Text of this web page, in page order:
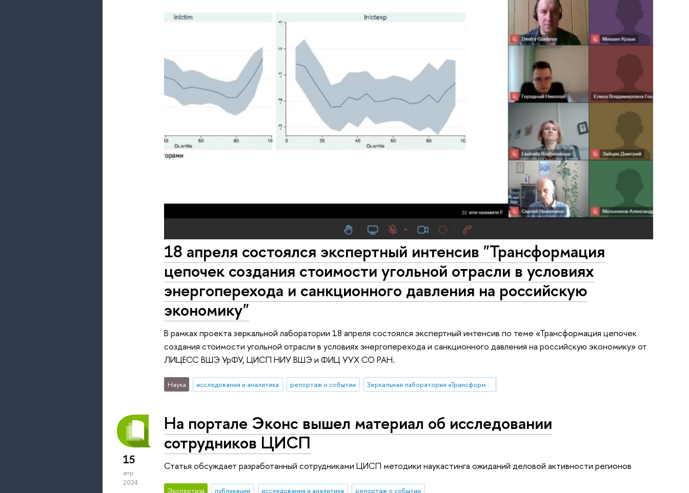
18 апреля состоялся экспертный интенсив "Трансформация
цепочек создания стоимости угольной отрасли в условиях
энергоперехода и санкционного давления на российскую
экономику"
В рамках проекта зеркальной лаборатории 18 апреля состоялся экспертный интенсив по теме «Трансформация цепочек
создания стоимости угольной отрасли в условиях энергоперехода и санкционного давления на российскую экономику» от
ЛИЦЕСС ВШЭ УрФУ, ЦИСП НИУ ВШЭ и ФИЦ УУХ СО РАН.
Наука исследования и аналитика репортаж о событии Зеркальная лаборатория «Трансформация цепочек создания стоимости угольной отрасли»
15
апр
2024
На портале Эконс вышел материал об исследовании
сотрудников ЦИСП
Статья обсуждает разработанный сотрудниками ЦИСП методики наукастинга ожиданий деловой активности регионов
Экспертиза публикации исследования и аналитика репортаж о событии